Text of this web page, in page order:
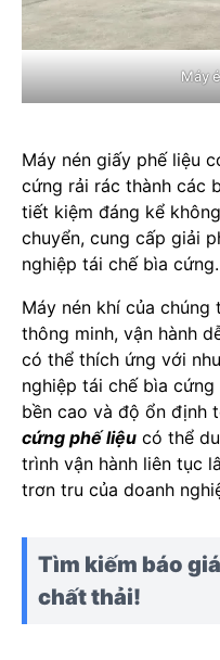
Máy
Máy nén giấy phế liệu
cứng rải rác thành các
tiết kiệm đáng kể
chuyển, cung cấp giải
nghiệp tái chế bìa cứng.
Máy nén khí của
thông minh, vận hành
có thể thích ứng với
nghiệp tái chế bìa
bền cao và độ ổn định
cứng phế liệu có thể
trình vận hành liên tục
trơn tru của doanh
Tìm kiếm báo
chất thải!